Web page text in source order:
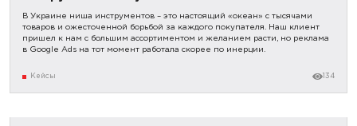
В Украине ниша инструментов – это настоящий «океан» с тысячами
товаров и ожесточенной борьбой за каждого покупателя. Наш клиент
пришел к нам с большим ассортиментом и желанием расти, но реклама
в Google Ads на тот момент работала скорее по инерции.
Кейсы 134